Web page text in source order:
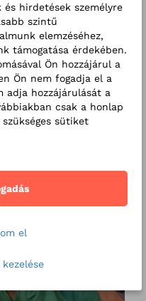
felkeresni. Az
és hiánypótló
az IC
az
hirdetések személyre
szintű
elemzéséhez,
támogatása érdekében.
Ön hozzájárul a
Ön nem fogadja el a
adja hozzájárulását a
csak a honlap
sütiket
el